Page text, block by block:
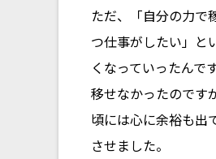
ただ、「自分の力で
つ仕事がしたい」と
くなっていったんで
移せなかったのです
頃には心に余裕も出
させました。